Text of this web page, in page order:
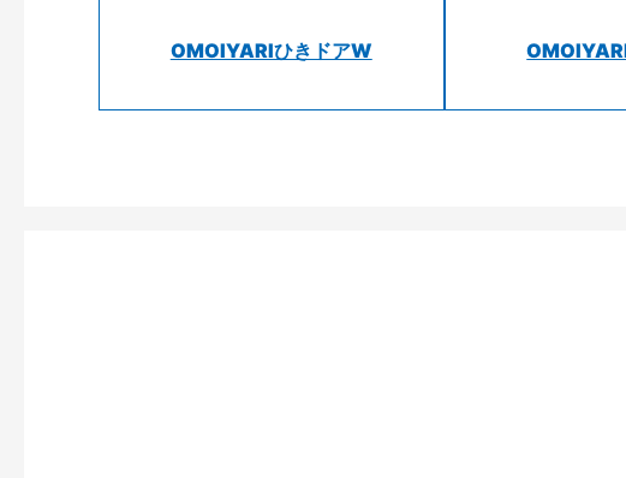
OMOIYARIひきドアW